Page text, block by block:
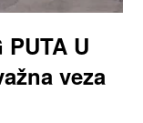
PUTA U
veza